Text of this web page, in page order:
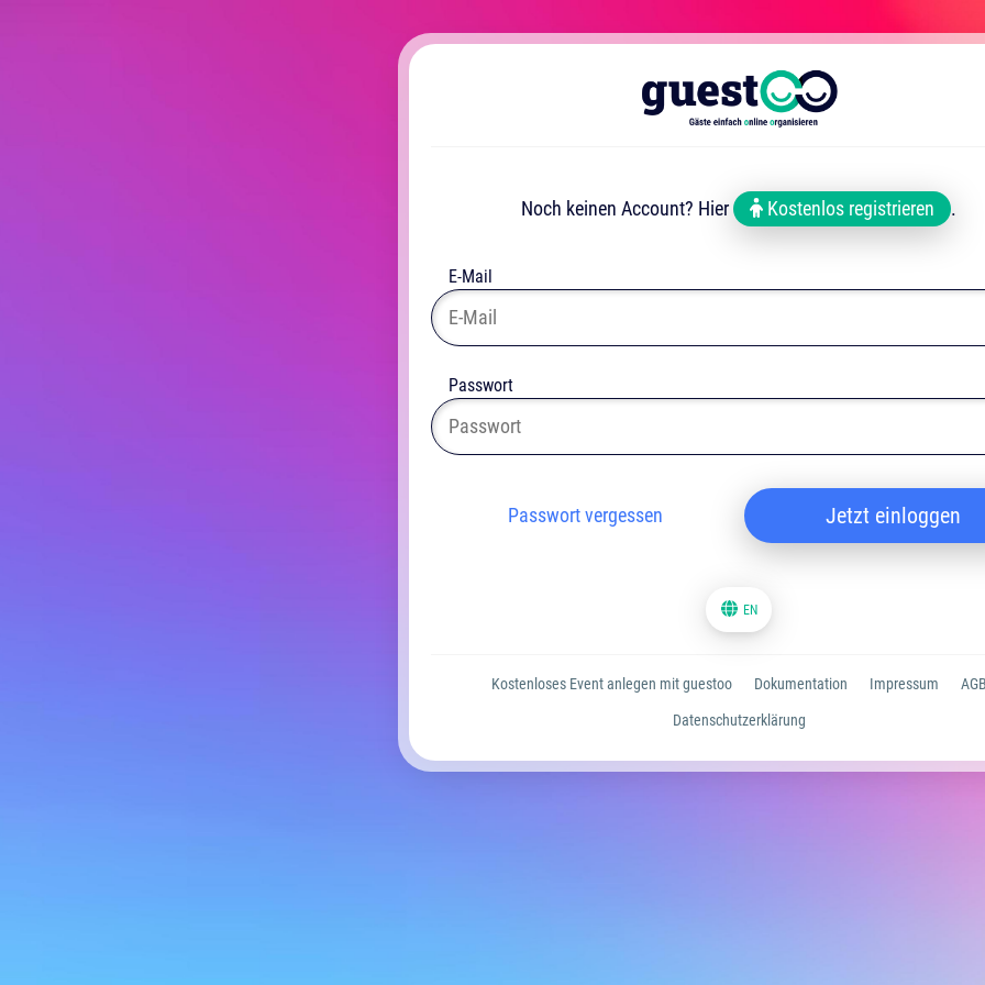
Noch keinen Account? Hier Kostenlos registrieren .
E-Mail
Passwort
Jetzt einloggen
Passwort vergessen
EN
Kostenloses Event anlegen mit guestoo Dokumentation Impressum
Datenschutzerklärung